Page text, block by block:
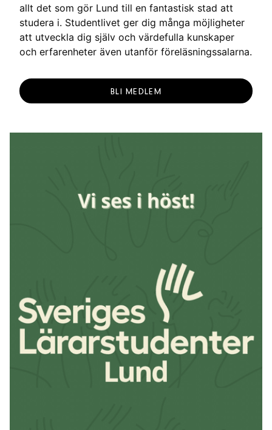
allt det som gör Lund till en fantastisk stad att
studera i. Studentlivet ger dig många möjligheter
att utveckla dig själv och värdefulla kunskaper
och erfarenheter även utanför föreläsningssalarna.
BLI MEDLEM